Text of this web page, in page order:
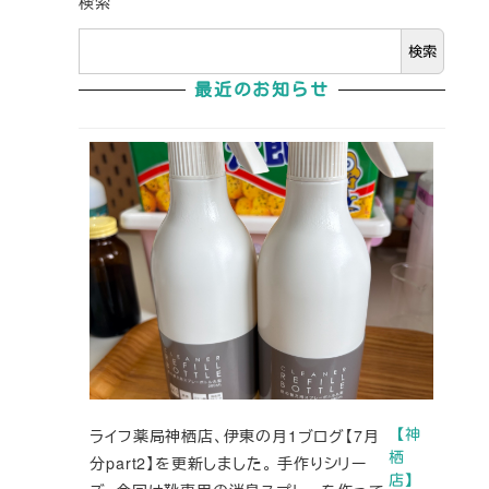
検索
最近のお知らせ
【神
栖
店】
ライフ薬局神栖店、伊東の月1ブログ【7月
分part2】を更新しました。 手作りシリー